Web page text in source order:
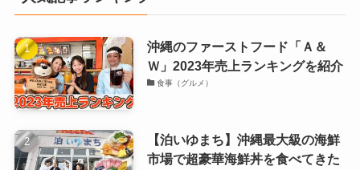
沖縄のファーストフード「Ａ＆
Ｗ」2023年売上ランキングを紹介
食事（グルメ）
【泊いゆまち】沖縄最大級の海鮮
市場で超豪華海鮮丼を食べてきた